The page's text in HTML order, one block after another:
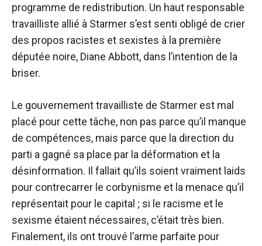
programme de redistribution. Un haut responsable
travailliste allié à Starmer s’est senti obligé de crier
des propos racistes et sexistes à la première
députée noire, Diane Abbott, dans l’intention de la
briser.
Le gouvernement travailliste de Starmer est mal
placé pour cette tâche, non pas parce qu’il manque
de compétences, mais parce que la direction du
parti a gagné sa place par la déformation et la
désinformation. Il fallait qu’ils soient vraiment laids
pour contrecarrer le corbynisme et la menace qu’il
représentait pour le capital ; si le racisme et le
sexisme étaient nécessaires, c’était très bien.
Finalement, ils ont trouvé l’arme parfaite pour